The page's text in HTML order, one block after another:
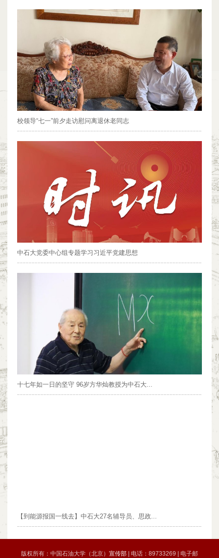
校领导“七一”前夕走访慰问离退休老同志
中石大党委中心组专题学习习近平党建思想
十七年如一日的坚守 96岁方华灿教授为中石大...
【到能源报国一线去】中石大27名辅导员、思政...
版权所有：中国石油大学（北京） 宣传部 | 电话：89733269 | 电子邮